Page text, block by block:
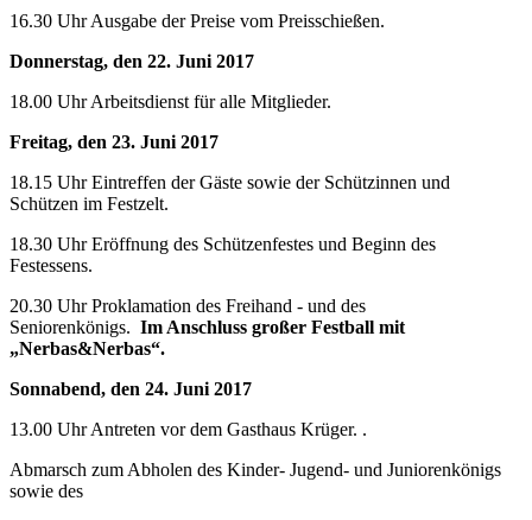
16.30 Uhr Ausgabe der Preise vom Preisschießen.
Donnerstag, den 22. Juni 2017
18.00 Uhr Arbeitsdienst für alle Mitglieder.
Freitag, den 23. Juni 2017
18.15 Uhr Eintreffen der Gäste sowie der Schützinnen und
Schützen im Festzelt.
18.30 Uhr Eröffnung des Schützenfestes und Beginn des
Festessens.
20.30 Uhr Proklamation des Freihand - und des
Seniorenkönigs. Im Anschluss großer Festball mit
„Nerbas&Nerbas“.
Sonnabend, den 24. Juni 2017
13.00 Uhr Antreten vor dem Gasthaus Krüger. .
Abmarsch zum Abholen des Kinder- Jugend- und Juniorenkönigs
sowie des